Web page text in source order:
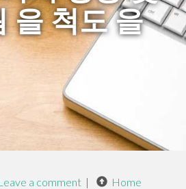
을 척도 을
a comment | Home